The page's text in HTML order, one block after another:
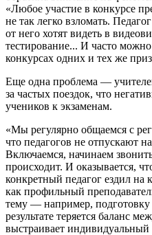
«Любое участие в конкурсе
не так легко взломать.
от него хотят видеть в
тестирование... И часто
конкурсах одних и тех же
Еще одна проблема —
за частых поездок, что
учеников к экзаменам.
«Мы регулярно общаемся с
что педагогов не отпускают
Включаемся, начинаем
происходит. И оказывается,
конкретный педагог ездил на
как профильный
тему — например,
результате теряется баланс
выстраивает